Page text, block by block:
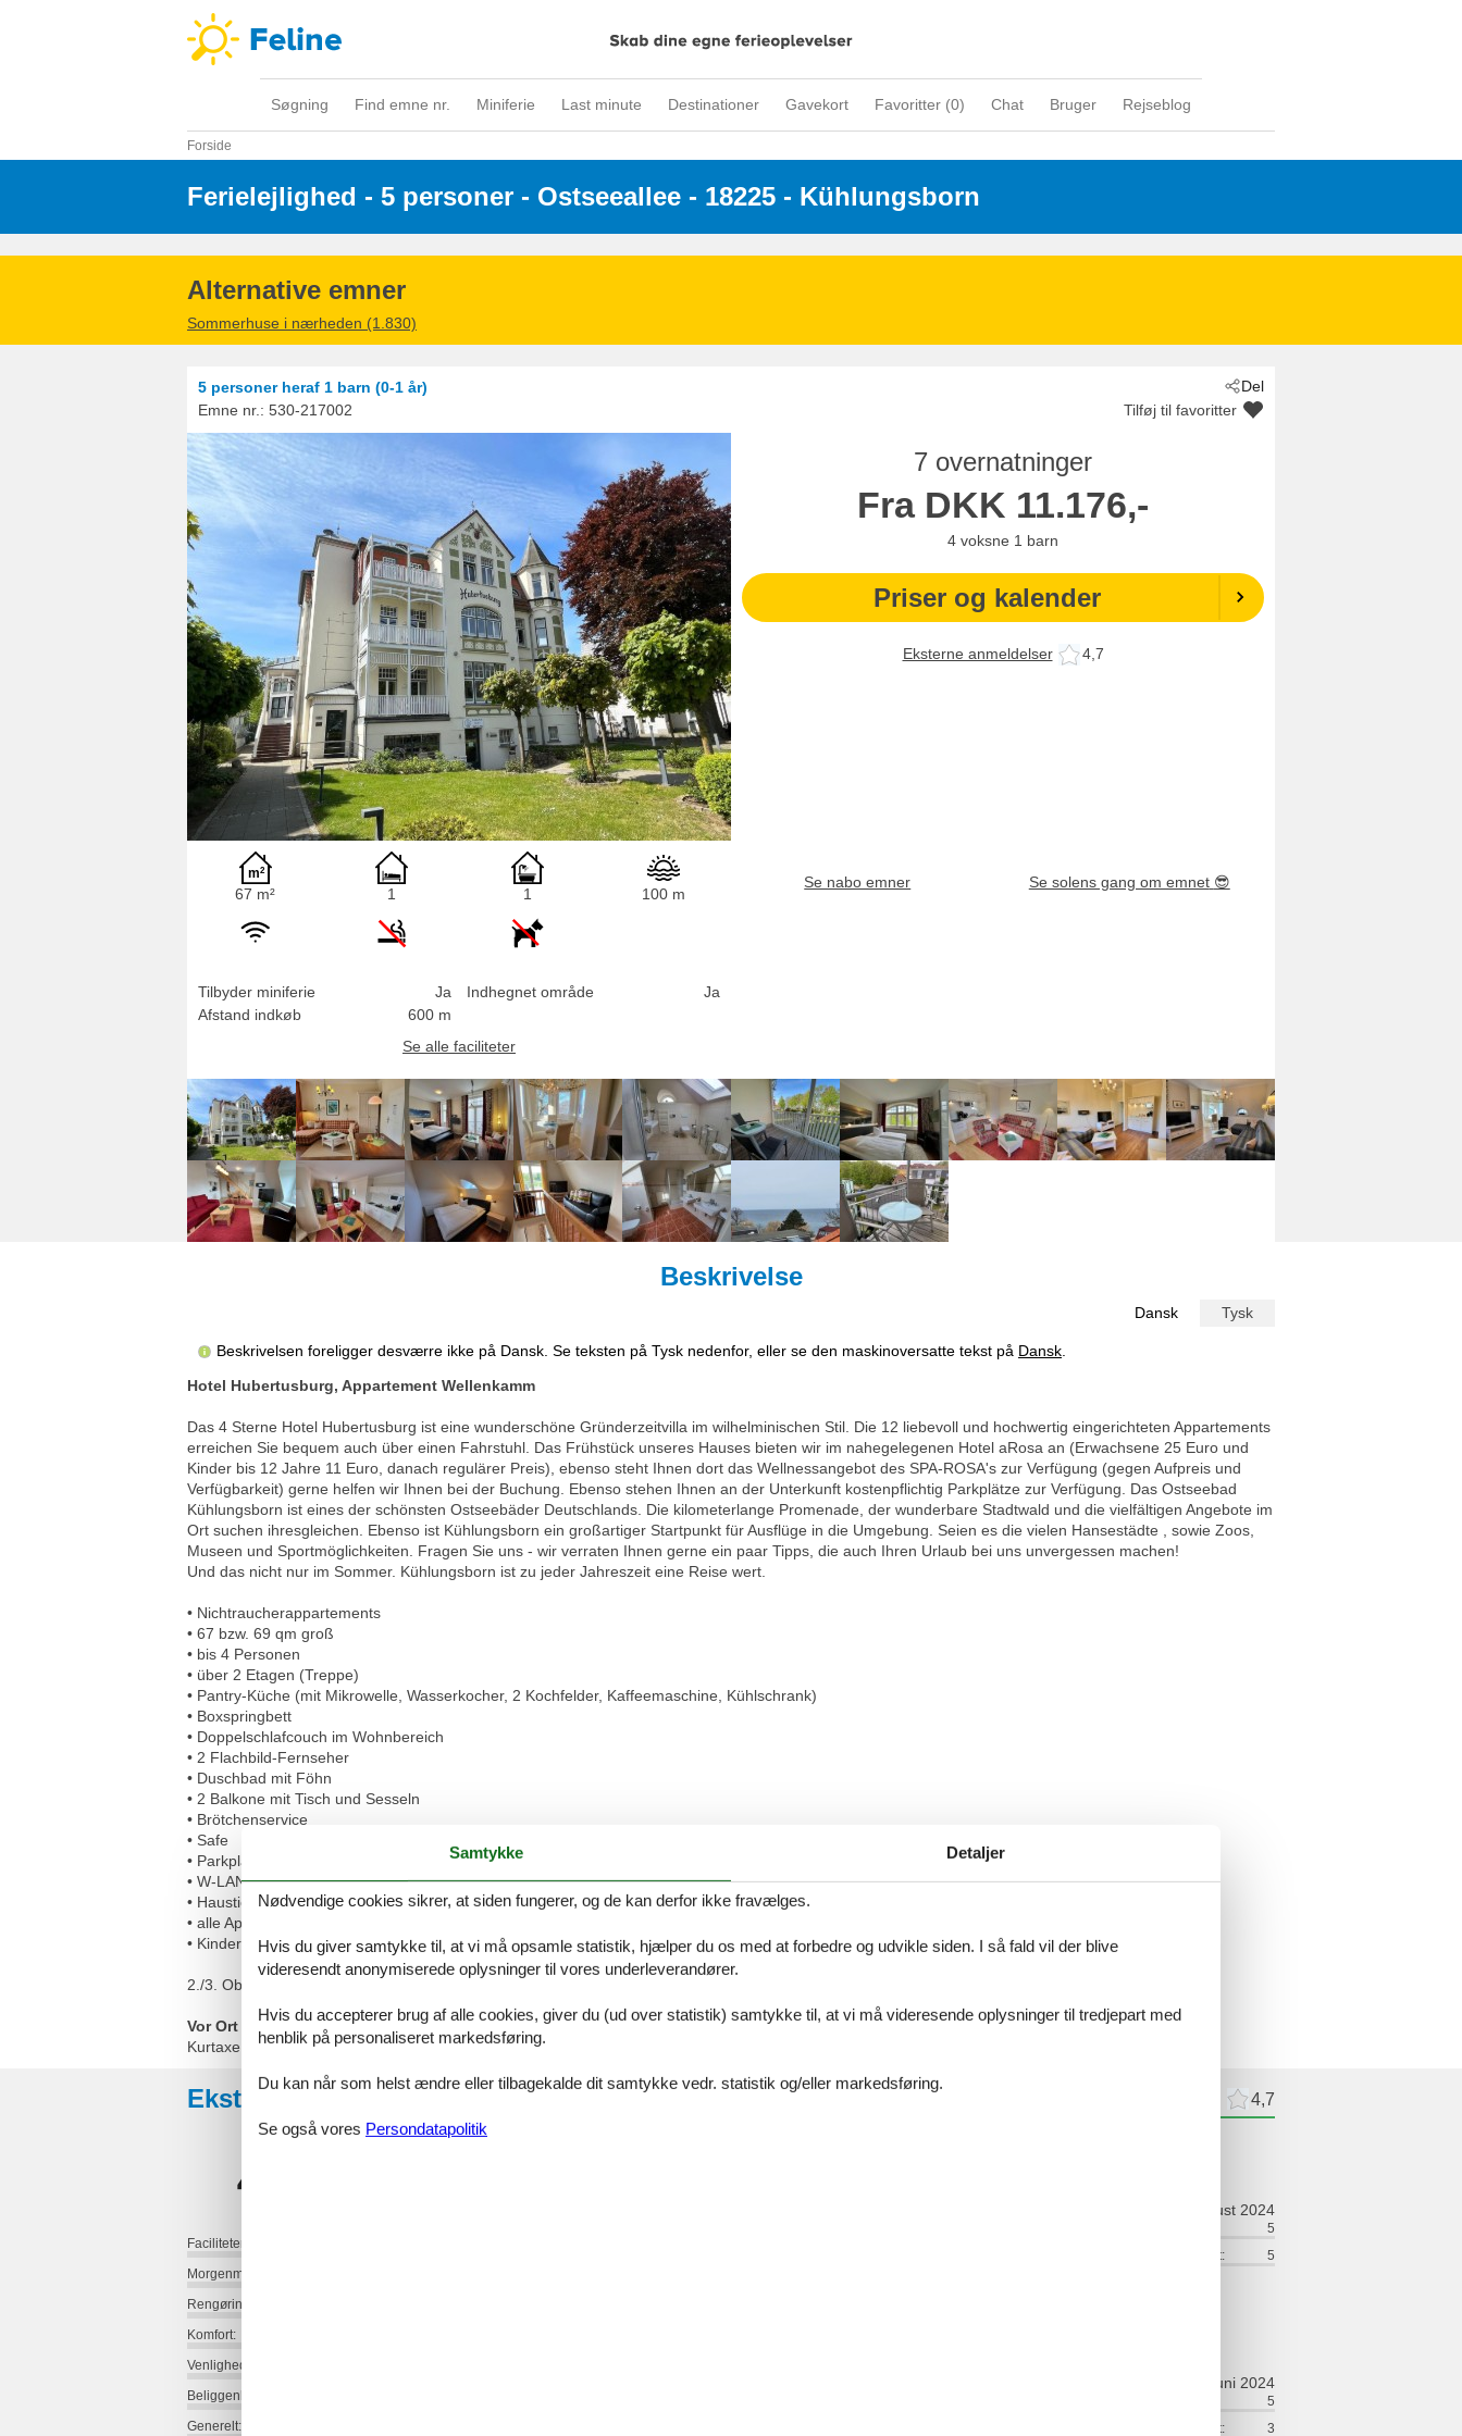
Søgning Find emne nr. Miniferie Last minute Destinationer Gavekort Favoritter (0) Chat Bruger Rejseblog
Forside
Ferielejlighed - 5 personer - Ostseeallee - 18225 - Kühlungsborn
Alternative emner
Sommerhuse i nærheden (1.830)
Del
5 personer heraf 1 barn (0-1 år)
Emne nr.: 530-217002 Tilføj til favoritter
7 overnatninger
Fra DKK 11.176,-
4 voksne 1 barn
Priser og kalender
Eksterne anmeldelser 4,7
67 m² 1 1 100 m
Tilbyder miniferie
Ja
Afstand indkøb
600 m
Indhegnet område Ja
Se alle faciliteter
Se nabo emner Se solens gang om emnet 😎
Beskrivelse
Dansk Tysk
Beskrivelsen foreligger desværre ikke på Dansk. Se teksten på Tysk nedenfor, eller se den maskinoversatte tekst på Dansk
Hotel Hubertusburg, Appartement Wellenkamm
Das 4 Sterne Hotel Hubertusburg ist eine wunderschöne Gründerzeitvilla im wilhelminischen Stil. Die 12 liebevoll und hochwertig eingerichteten Appartements
erreichen Sie bequem auch über einen Fahrstuhl. Das Frühstück unseres Hauses bieten wir im nahegelegenen Hotel aRosa an (Erwachsene 25 Euro und
Kinder bis 12 Jahre 11 Euro, danach regulärer Preis), ebenso steht Ihnen dort das Wellnessangebot des SPA-ROSA's zur Verfügung (gegen Aufpreis und
Verfügbarkeit) gerne helfen wir Ihnen bei der Buchung. Ebenso stehen Ihnen an der Unterkunft kostenpflichtig Parkplätze zur Verfügung. Das Ostseebad
Kühlungsborn ist eines der schönsten Ostseebäder Deutschlands. Die kilometerlange Promenade, der wunderbare Stadtwald und die vielfältigen Angebote im
Ort suchen ihresgleichen. Ebenso ist Kühlungsborn ein großartiger Startpunkt für Ausflüge in die Umgebung. Seien es die vielen Hansestädte , sowie Zoos,
Museen und Sportmöglichkeiten. Fragen Sie uns - wir verraten Ihnen gerne ein paar Tipps, die auch Ihren Urlaub bei uns unvergessen machen!
Und das nicht nur im Sommer. Kühlungsborn ist zu jeder Jahreszeit eine Reise wert.
• Nichtraucherappartements
• 67 bzw. 69 qm groß
• bis 4 Personen
• über 2 Etagen (Treppe)
• Pantry-Küche (mit Mikrowelle, Wasserkocher, 2 Kochfelder, Kaffeemaschine, Kühlschrank)
• Boxspringbett
• Doppelschlafcouch im Wohnbereich
• 2 Flachbild-Fernseher
• Duschbad mit Föhn
• 2 Balkone mit Tisch und Sesseln
• Brötchenservice
• Safe
• Parkplatz - gegen Gebühr
• W-LAN kostenfrei
• Haustiere sind nicht erwünscht
• alle Appartements sind mit dem Fahrstuhl erreichbar
• Kinderausstattung (Reisebett und Hochstuhl) auf Anfrage kostenpflichtig zubuchbar
2./3. Obergeschoss, Südseite, Westseite, 67 qm
Vor Ort
Kurtaxe ist vor Ort zu zahlen. Die Kurabgabe variiert je nach Saisonzeit, Kinder bis 16 Jahren sind befreit!
Eksterne anmeldelser 4,7
4,7
Faciliteter:
Morgenmad:
Rengøring:
Komfort:
Venlighed:
Beliggenhed:
Generelt:
august 2024
5
Service på stedet:
5
juni 2024
5
Service på stedet:
3
Samtykke Detaljer
Nødvendige cookies sikrer, at siden fungerer, og de kan derfor ikke fravælges.
Hvis du giver samtykke til, at vi må opsamle statistik, hjælper du os med at forbedre og udvikle siden. I så fald vil der blive
videresendt anonymiserede oplysninger til vores underleverandører.
Hvis du accepterer brug af alle cookies, giver du (ud over statistik) samtykke til, at vi må videresende oplysninger til tredjepart med
henblik på personaliseret markedsføring.
Du kan når som helst ændre eller tilbagekalde dit samtykke vedr. statistik og/eller markedsføring.
Se også vores Persondatapolitik